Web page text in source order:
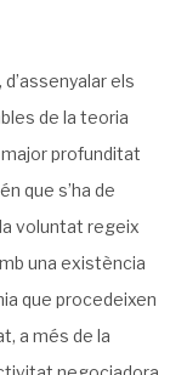
els
de la teoria
profunditat
que s’ha de
voluntat regeix
una existència
que procedeixen
a més de la